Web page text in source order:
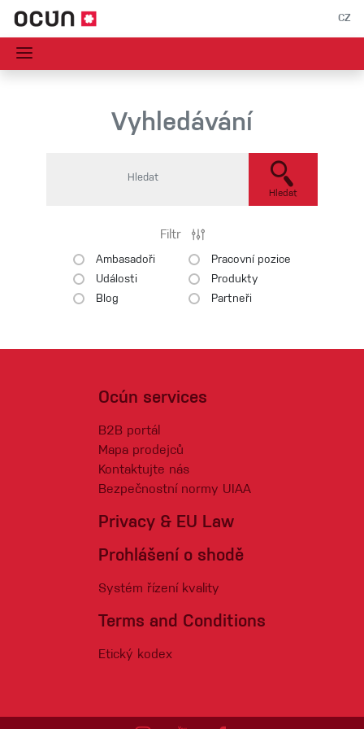
CZ
Vyhledávání
Hledat
Filtr
Ambasadoři
Události
Blog
Pracovní pozice
Produkty
Partneři
Ocún services
B2B portál
Mapa prodejců
Kontaktujte nás
Bezpečnostní normy UIAA
Privacy & EU Law
Prohlášení o shodě
Systém řízení kvality
Terms and Conditions
Etický kodex